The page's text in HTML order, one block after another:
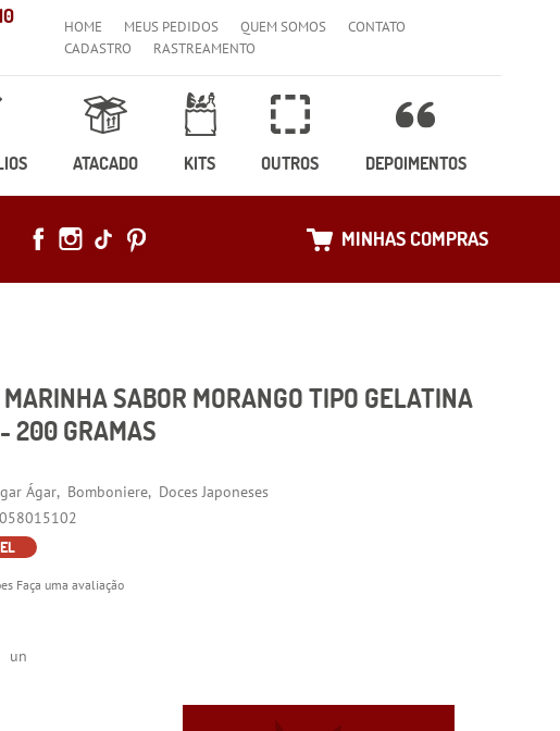
HOME MEUS PEDIDOS QUEM SOMOS
CONTATO
CADASTRO
RASTREAMENTO
ATACADO KITS OUTROS DEPOIMENTOS
MINHAS COMPRAS
SABOR MORANGO TIPO GELATINA
200 GRAMAS
Ágar Bomboniere
Doces Japoneses
Faça uma avaliação
un